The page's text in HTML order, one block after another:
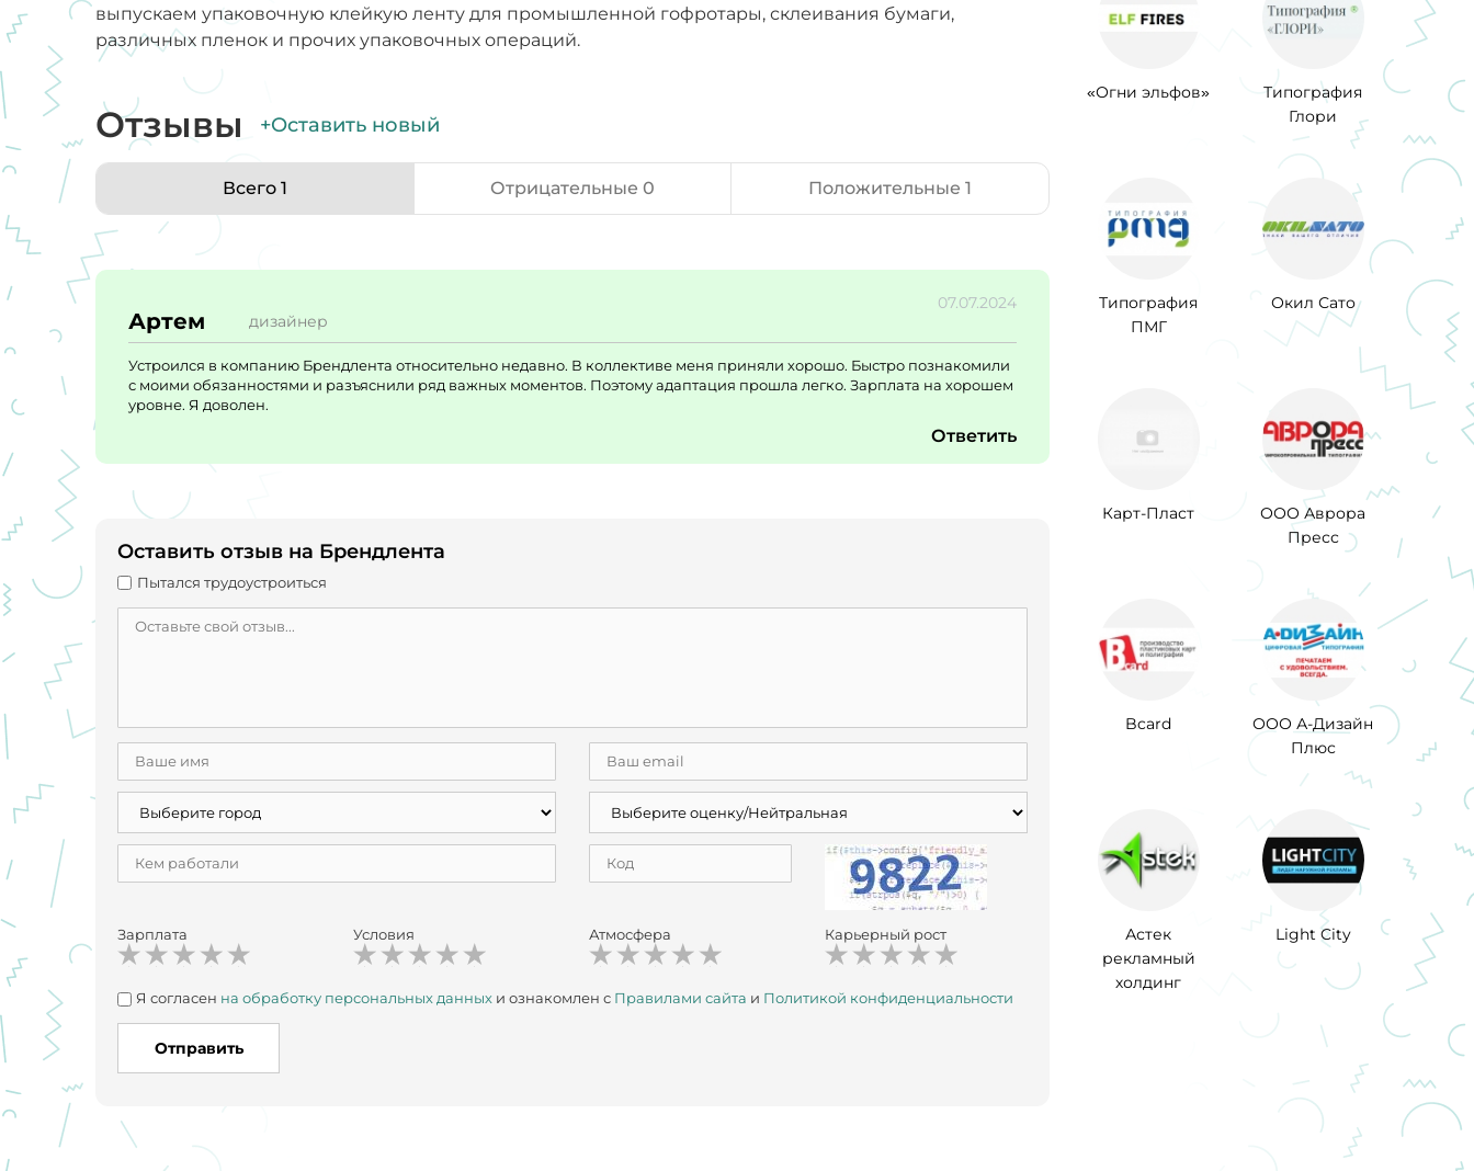
выпускаем упаковочную клейкую ленту для промышленной гофротары, склеивания бумаги,
различных пленок и прочих упаковочных операций.
Отзывы +Оставить новый
Всего 1 Отрицательные 0 Положительные 1
07.07.2024
Артем дизайнер
Устроился в компанию Брендлента относительно недавно. В коллективе меня приняли хорошо. Быстро познакомили
с моими обязанностями и разъяснили ряд важных моментов. Поэтому адаптация прошла легко. Зарплата на хорошем
уровне. Я доволен.
Ответить
Оставить отзыв на Брендлента
Пытался трудоустроиться
Зарплата Условия Атмосфера Карьерный рост
Я согласен на обработку персональных данных и ознакомлен с Правилами сайта и Политикой конфиденциальности
Отправить
«Огни эльфов»
Типография
Глори
Типография
ПМГ
Окил Сато
Карт-Пласт
ООО Аврора
Пресс
Bcard
ООО А-Дизайн
Плюс
Астек
рекламный
холдинг
Light City